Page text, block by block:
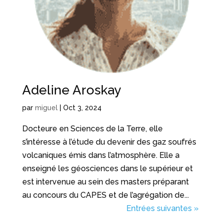
Adeline Aroskay
par miguel| Oct 3, 2024
Docteure en Sciences de la Terre, elle
s’intéresse à l’étude du devenir des gaz soufrés
volcaniques émis dans l’atmosphère. Elle a
enseigné les géosciences dans le supérieur et
est intervenue au sein des masters préparant
au concours du CAPES et de l’agrégation de...
Entrées suivantes »